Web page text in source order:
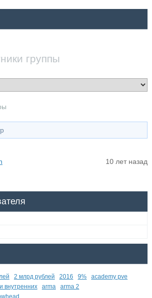
группы
10 лет назад
2 млрд рублей 2016 9%
academy pve
внутренних arma
arma 2